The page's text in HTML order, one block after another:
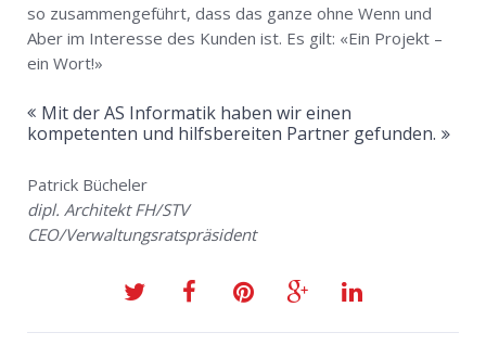
so zusammengeführt, dass das ganze ohne Wenn und
Aber im Interesse des Kunden ist. Es gilt: «Ein Projekt –
ein Wort!»
Mit der AS Informatik haben wir einen
kompetenten und hilfsbereiten Partner gefunden.
Patrick Bücheler
dipl. Architekt FH/STV
CEO/Verwaltungsratspräsident